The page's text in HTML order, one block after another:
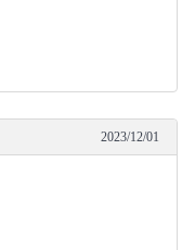
2023/12/01